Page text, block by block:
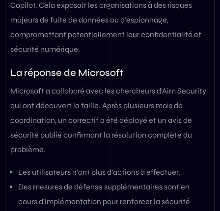
Copilot. Cela exposait les organisations à des risques
majeurs de fuite de données ou d’espionnage,
compromettant potentiellement leur confidentialité et
sécurité numérique.
La réponse de Microsoft
Microsoft a collaboré avec les chercheurs d’Aim Security
qui ont découvert la faille. Après plusieurs mois de
coordination, un correctif a été déployé et un avis de
sécurité publié confirmant la résolution complète du
problème.
Les utilisateurs n’ont plus d’actions à effectuer.
Des mesures de défense supplémentaires sont en
cours d’implémentation pour renforcer la sécurité